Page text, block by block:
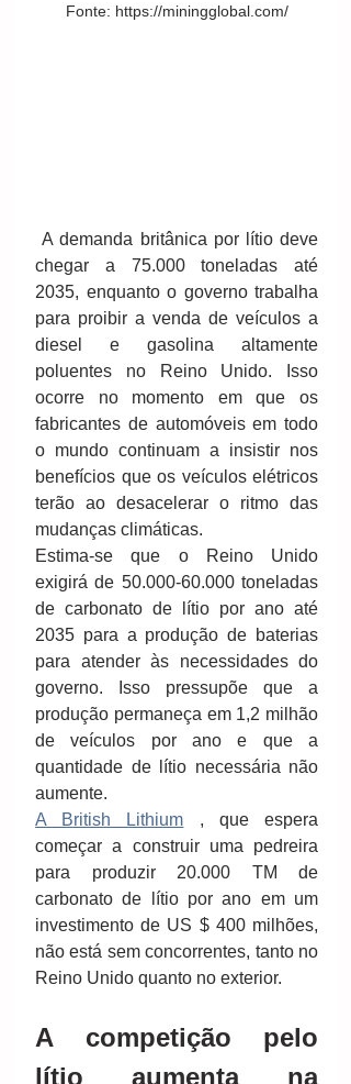
Fonte: https://miningglobal.com/
A demanda britânica por lítio deve
chegar a 75.000 toneladas até
2035, enquanto o governo trabalha
para proibir a venda de veículos a
diesel e gasolina altamente
poluentes no Reino Unido. Isso
ocorre no momento em que os
fabricantes de automóveis em todo
o mundo continuam a insistir nos
benefícios que os veículos elétricos
terão ao desacelerar o ritmo das
mudanças climáticas.
Estima-se que o Reino Unido
exigirá de 50.000-60.000 toneladas
de carbonato de lítio por ano até
2035 para a produção de baterias
para atender às necessidades do
governo. Isso pressupõe que a
produção permaneça em 1,2 milhão
de veículos por ano e que a
quantidade de lítio necessária não
aumente.
A British Lithium , que espera
começar a construir uma pedreira
para produzir 20.000 TM de
carbonato de lítio por ano em um
investimento de US $ 400 milhões,
não está sem concorrentes, tanto no
Reino Unido quanto no exterior.
A competição pelo
lítio aumenta na